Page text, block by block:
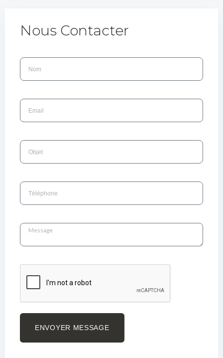
Nous Contacter
ENVOYER MESSAGE